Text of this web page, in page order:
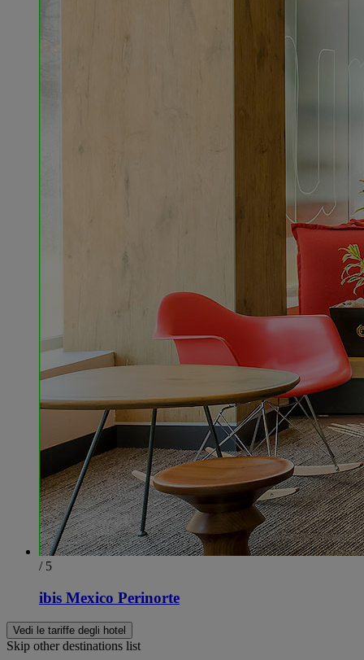
/ 5
ibis Mexico Perinorte
Vedi le tariffe degli hotel
Skip other destinations list